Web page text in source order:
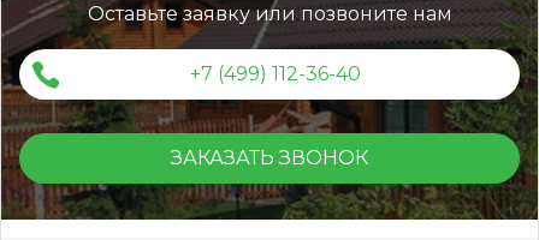
Оставьте заявку или позвоните нам
+7 (499) 112-36-40
ЗАКАЗАТЬ ЗВОНОК